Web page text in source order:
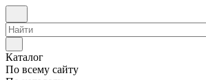
Каталог
По всему сайту